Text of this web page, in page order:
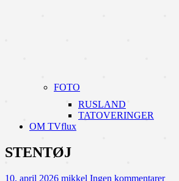
FOTO
RUSLAND
TATOVERINGER
OM TVflux
STENTØJ
10. april 2026 mikkel Ingen kommentarer